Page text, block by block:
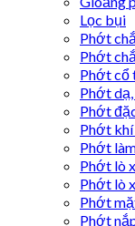
Lọc bụi
Phớt
Phớt
Phớt cổ
Phớt dạ,
Phớt
Phớt khí
Phớt
Phớt lò
Phớt lò
Phớt
Phớt